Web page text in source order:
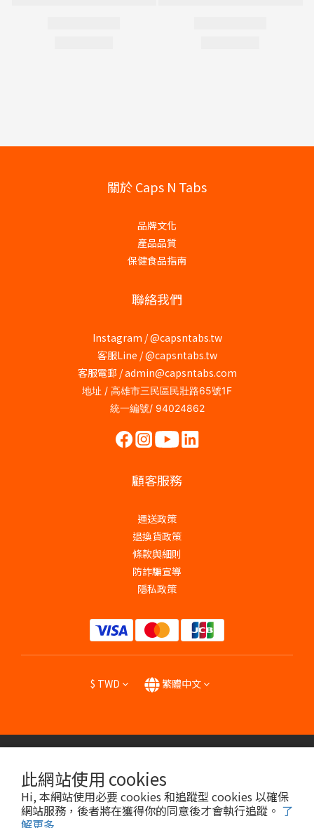
此網站使用 cookies
Hi, 本網站使用必要 cookies 和追蹤型 cookies 以確保
網站服務，後者將在獲得你的同意後才會執行追蹤。 了
解更多
關於 Caps N Tabs
品牌文化
產品品質
保健食品指南
聯絡我們
Instagram /@capsntabs.tw
客服Line / @capsntabs.tw
客服電郵 / admin@capsntabs.com
地址 / 高雄市三民區民壯路65號1F
統一編號/ 94024862
顧客服務
運送政策
退換貨政策
條款與細則
防詐騙宣導
隱私政策
$ TWD 繁體中文
Copyright © 2024 HENG YU BIOPHARMA CO., LTD.